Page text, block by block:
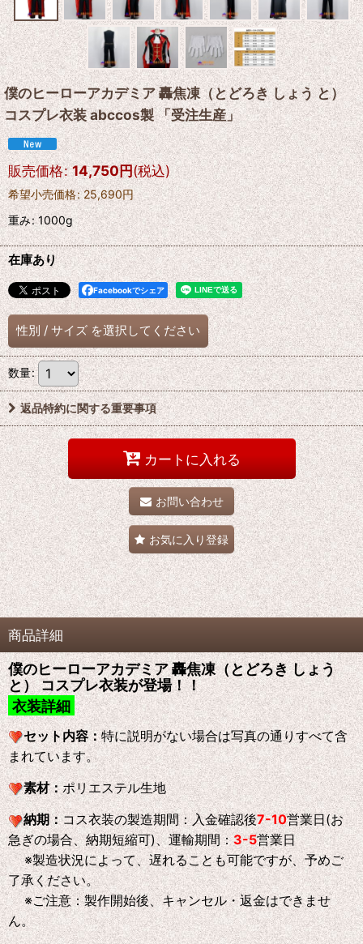
僕のヒーローアカデミア 轟焦凍（とどろき しょう と）
コスプレ衣装 abccos製 「受注生産」
販売価格: 14,750円(税込)
希望小売価格: 25,690円
重み:1000g
在庫あり
Facebookでシェア
性別 / サイズ を選択してください
数量:
返品特約に関する重要事項
カートに入れる
お問い合わせ
お気に入り登録
商品詳細
僕のヒーローアカデミア 轟焦凍（とどろき しょう
と） コスプレ衣装が登場！！
衣装詳細
セット内容：特に説明がない場合は写真の通りすべて含
まれています。
素材：ポリエステル生地
納期：コス衣装の製造期間：入金確認後7-10営業日(お
急ぎの場合、納期短縮可)、運輸期間：3-5営業日
※製造状況によって、遅れることも可能ですが、予めご
了承ください。
※ご注意：製作開始後、キャンセル・返金はできませ
ん。